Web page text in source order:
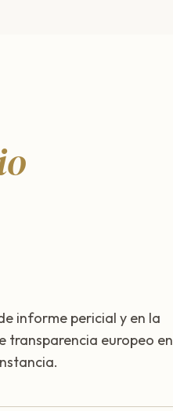
informe pericial y en la
transparencia europeo en